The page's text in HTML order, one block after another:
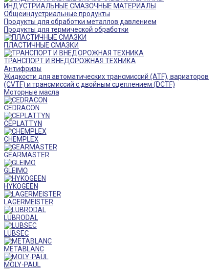
ИНДУСТРИАЛЬНЫЕ СМАЗОЧНЫЕ МАТЕРИАЛЫ
Общеиндустриальные продукты
Продукты для обработки металлов давлением
Продукты для термической обработки
ПЛАСТИЧНЫЕ СМАЗКИ
ТРАНСПОРТ И ВНЕДОРОЖНАЯ ТЕХНИКА
Антифризы
Жидкости для автоматических трансмиссий (ATF), вариаторов
(CVTF) и трансмиссий с двойным сцеплением (DCTF)
Моторные масла
CEDRACON
CEPLATTYN
CHEMPLEX
GEARMASTER
GLEIMO
HYKOGEEN
LAGERMEISTER
LUBRODAL
LUBSEC
METABLANC
MOLY-PAUL